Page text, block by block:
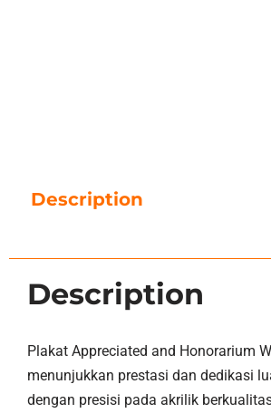
Description
Description
Plakat Appreciated and Honorarium
menunjukkan prestasi dan dedikasi
dengan presisi pada akrilik